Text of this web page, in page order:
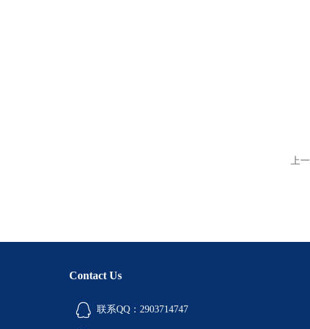
上
Contact Us
联系QQ：2903714747